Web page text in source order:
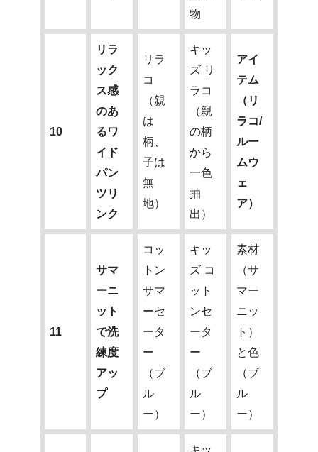
物
10
リラ
ック
ス感
のあ
るワ
イド
パン
ツリ
ンク
リラ
コ
（親
は
柄、
子は
無
地）
キッ
ズ リ
ラコ
（親
の柄
から
一色
抽
出）
アイ
テム
（リ
ラコ/
ルー
ムウ
ェ
ア）
11
サマ
ーニ
ット
で洗
練度
アッ
プ
コッ
トン
サマ
ーセ
ータ
ー
（ブ
ル
ー）
キッ
ズ コ
ット
ンセ
ータ
ー
（ブ
ル
ー）
素材
（サ
マー
ニッ
ト）
と色
（ブ
ル
ー）
キッ